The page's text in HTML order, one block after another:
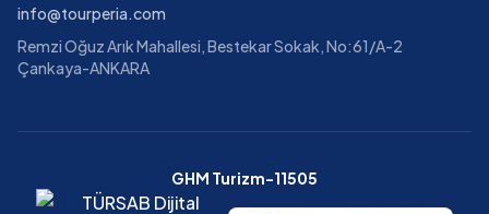
info@tourperia.com
Remzi Oğuz Arık Mahallesi, Bestekar Sokak, No:61/A-2
Çankaya-ANKARA
GHM Turizm-11505